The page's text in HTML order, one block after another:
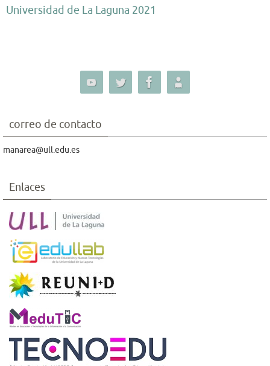
Universidad de La Laguna 2021
correo de contacto
manarea@ull.edu.es
Enlaces